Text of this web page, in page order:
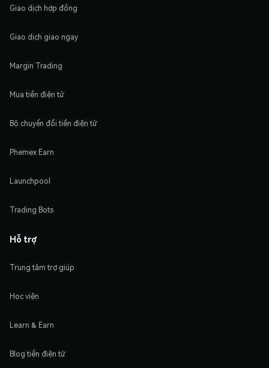
Giao dịch hợp đồng
Giao dịch giao ngay
Margin Trading
Mua tiền điện tử
Bộ chuyển đổi tiền điện tử
Phemex Earn
Launchpool
Trading Bots
Hỗ trợ
Trung tâm trợ giúp
Học viện
Learn & Earn
Blog tiền điện tử